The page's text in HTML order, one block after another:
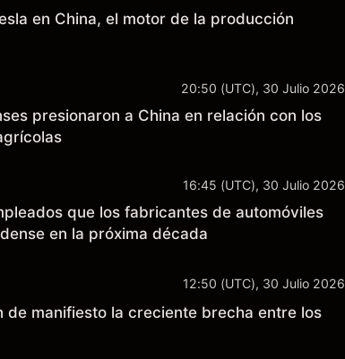
en China, el motor de la producción
20:50 (UTC), 30 Julio 2026
presionaron a China en relación con los
16:45 (UTC), 30 Julio 2026
que los fabricantes de automóviles
en la próxima década
12:50 (UTC), 30 Julio 2026
manifiesto la creciente brecha entre los